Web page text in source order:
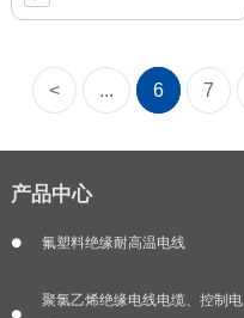
< ... 6 7
产品中心
氟塑料绝缘耐高温电线
聚氯乙烯绝缘电线电缆、控制电